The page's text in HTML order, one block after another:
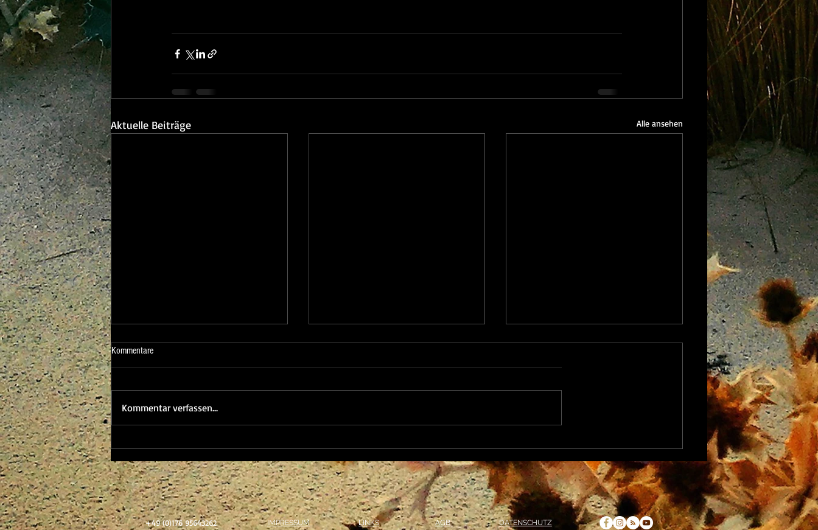
Aktuelle Beiträge Alle ansehen
Kommentare
Kommentar verfassen...
+49 (0)176 95643262 IMPRESSUM LINKS AGB DATENSCHUTZ